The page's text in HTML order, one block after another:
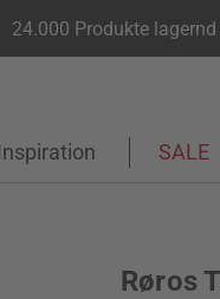
24.000 Produkte lagernd
SALE
Røros